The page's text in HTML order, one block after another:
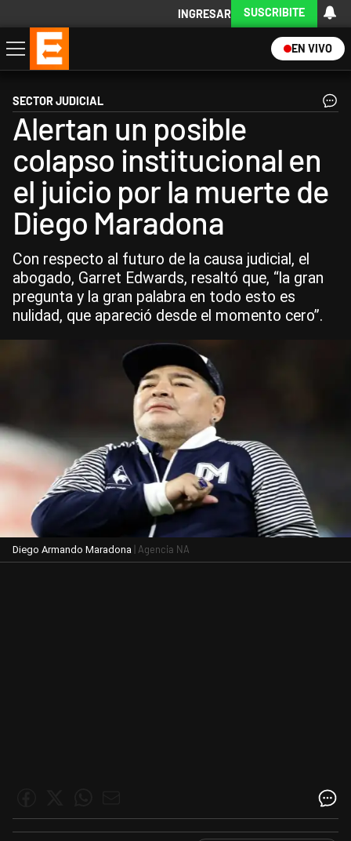
INGRESAR SUSCRIBITE
EN VIVO
Economía
Política
Internacional
Actualidad
Descargá la App
SECTOR JUDICIAL
Alertan un posible
colapso institucional en
el juicio por la muerte de
Diego Maradona
Con respecto al futuro de la causa judicial, el
abogado, Garret Edwards, resaltó que, “la gran
pregunta y la gran palabra en todo esto es
nulidad, que apareció desde el momento cero”.
Diego Armando Maradona | Agencia NA